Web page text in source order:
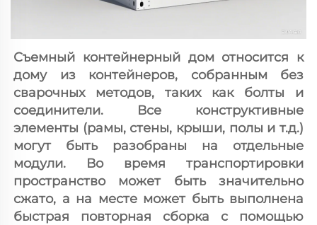
Съемный контейнерный дом относится к
дому из контейнеров, собранным без
сварочных методов, таких как болты и
соединители. Все конструктивные
элементы (рамы, стены, крыши, полы и т.д.)
могут быть разобраны на отдельные
модули. Во время транспортировки
пространство может быть значительно
сжато, а на месте может быть выполнена
быстрая повторная сборка с помощью